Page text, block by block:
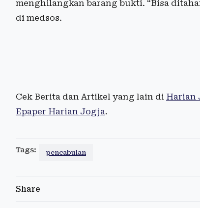
menghilangkan barang bukti. “Bisa
di medsos.
Cek Berita dan Artikel yang lain di Harian
Epaper Harian Jogja.
Tags: pencabulan
Share